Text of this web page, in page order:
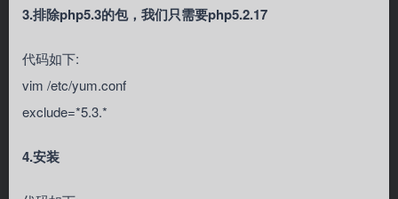
3.排除php5.3的包，我们只需要php5.2.17
代码如下:
vim /etc/yum.conf
exclude=*5.3.*
4.安装